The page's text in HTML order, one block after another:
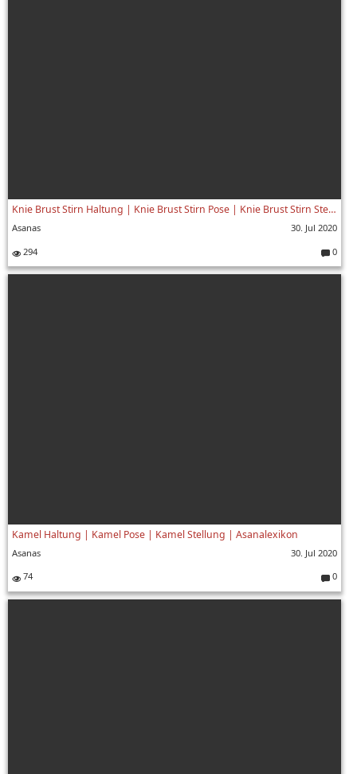
Knie Brust Stirn Haltung | Knie Brust Stirn Pose | Knie Brust Stirn Stellung | Asanalexikon
Asanas
30. Jul 2020
294
0
Kamel Haltung | Kamel Pose | Kamel Stellung | Asanalexikon
Asanas
30. Jul 2020
74
0